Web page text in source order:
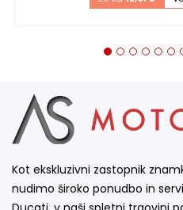
Kot ekskluzivni zastopnik
nudimo široko ponudbo in